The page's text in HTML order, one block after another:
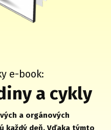
e-book:
a cykly
a orgánových
každý deň. Vďaka týmto